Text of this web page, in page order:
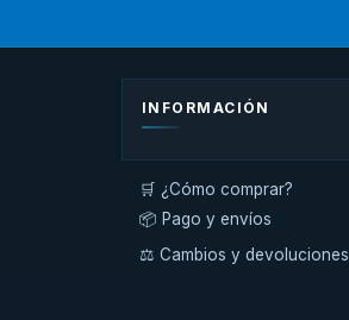
INFORMACIÓN
🛒 ¿Cómo comprar?
📦 Pago y envíos
⚖️ Cambios y devoluciones